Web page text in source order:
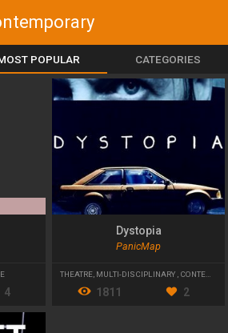
POPULAR CATEGORIES
4
Dystopia
PanicMap
THEATRE MULTI-DISCIPLINARY CONTEMPORARY THEATRE
1811 2